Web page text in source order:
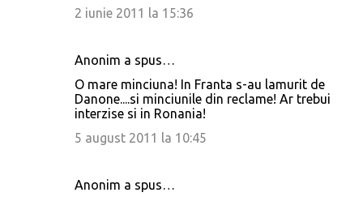
2 iunie 2011 la 15:36
Anonim a spus…
O mare minciuna! In Franta s-au lamurit de
Danone....si minciunile din reclame! Ar trebui
interzise si in Ronania!
5 august 2011 la 10:45
Anonim a spus…